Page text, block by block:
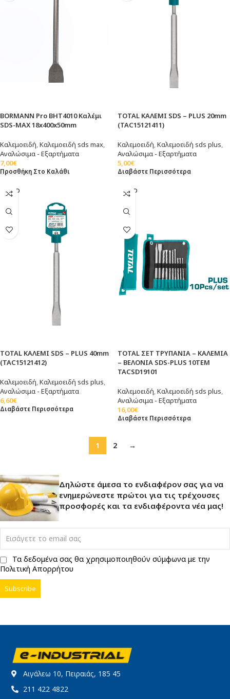
BORMANN Pro BHT4010 Καλέμι
SDS-MAX 18x400x50mm
Καλεμοειδή,Καλεμοειδή sds max,
Αναλώσιμα - Εξαρτήματα
7,00€
Προσθήκη Στο Καλάθι
TOTAL ΚΑΛΕΜΙ SDS – PLUS 20mm
(TAC15121411)
Καλεμοειδή,Καλεμοειδή sds plus,
Αναλώσιμα - Εξαρτήματα
5,00€
Διαβάστε Περισσότερα
SOLD
OUT
TOTAL ΚΑΛΕΜΙ SDS – PLUS 40mm
(TAC15121412)
Καλεμοειδή,Καλεμοειδή sds plus,
Αναλώσιμα - Εξαρτήματα
6,60€
Διαβάστε Περισσότερα
SOLD
OUT
TOTAL ΣΕΤ ΤΡΥΠΑΝΙΑ – ΚΑΛΕΜΙΑ
– ΒΕΛΟΝΙΑ SDS-PLUS 10TEM
TACSD19101
Καλεμοειδή,Καλεμοειδή sds plus,
Αναλώσιμα - Εξαρτήματα
16,00€
Διαβάστε Περισσότερα
1 2 →
Δηλώστε άμεσα το ενδιαφέρον σας για να
ενημερώνεστε πρώτοι για τις τρέχουσες
προσφορές και τα ενδιαφέροντα νέα μας!
Τα δεδομένα σας θα χρησιμοποιηθούν σύμφωνα με την
Πολιτική Απορρήτου
Αιγάλεω 10, Πειραιάς, 185 45
211 422 4822